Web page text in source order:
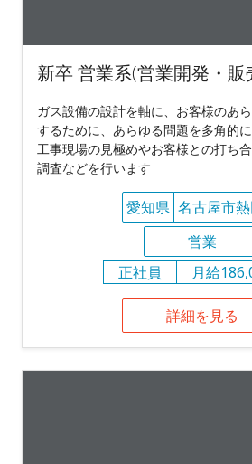
新卒 営業系(営業開発・販
ガス設備の設計を軸に、お客様のあ
するために、あらゆる問題を多角的に
工事現場の見極めやお客様との打ち
調査などを行います
愛知県 名古屋市
営業
正社員
月給
詳細を見る